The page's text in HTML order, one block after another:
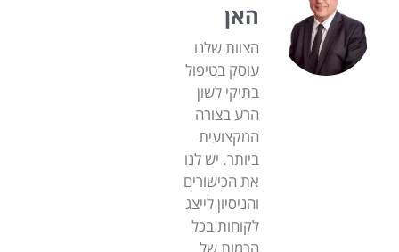
האן
הצוות שלנו
עוסק בטיפול
בתיקי לשון
הרע בצורה
המקצועית
ביותר. יש לנו
את הכישורים
והניסיון לייצג
לקוחות בכל